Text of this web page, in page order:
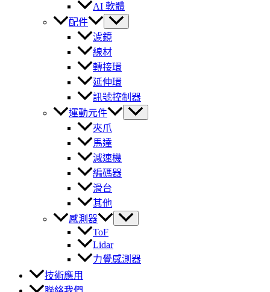
AI 軟體
配件
濾鏡
線材
轉接環
延伸環
訊號控制器
運動元件
夾爪
馬達
減速機
編碼器
滑台
其他
感測器
ToF
Lidar
力覺感測器
技術應用